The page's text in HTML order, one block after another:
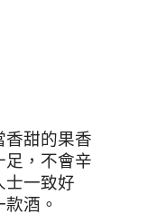
香甜的果香
足，不會辛
士一致好
酒。